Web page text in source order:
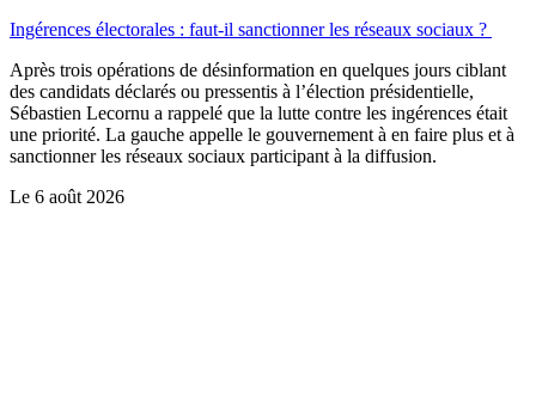
Ingérences électorales : faut-il sanctionner les réseaux sociaux ?
Après trois opérations de désinformation en quelques jours ciblant
des candidats déclarés ou pressentis à l’élection présidentielle,
Sébastien Lecornu a rappelé que la lutte contre les ingérences était
une priorité. La gauche appelle le gouvernement à en faire plus et à
sanctionner les réseaux sociaux participant à la diffusion.
Le 6 août 2026